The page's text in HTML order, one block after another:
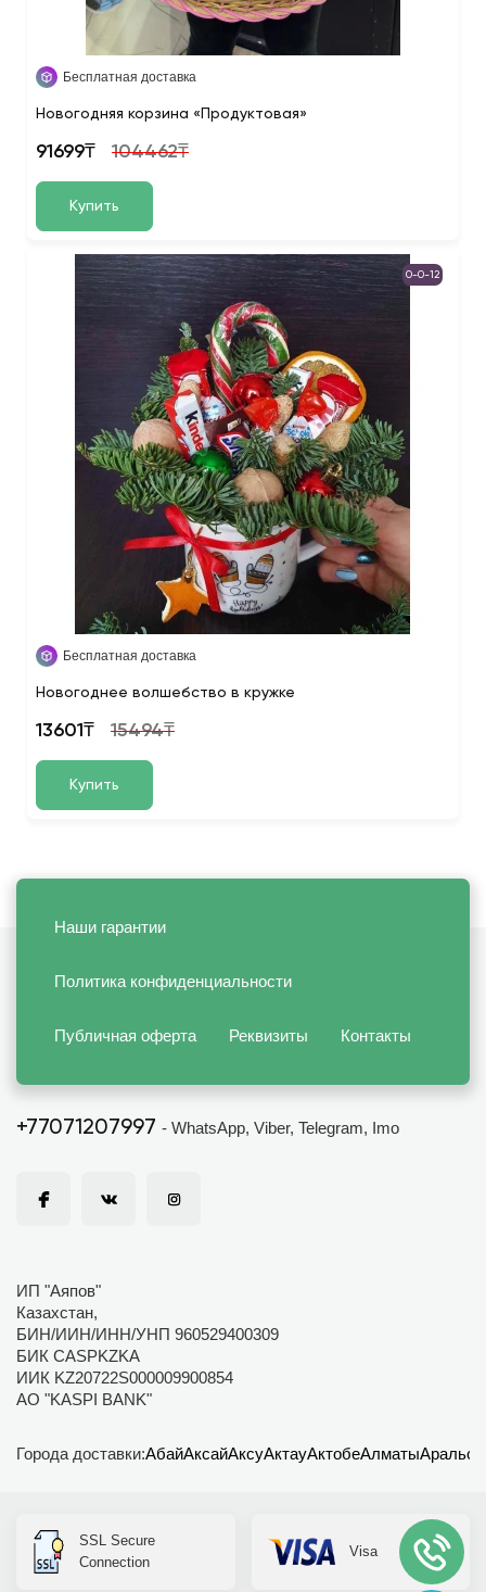
Бесплатная доставка
Новогодняя корзина «Продуктовая»
91699₸ 104462₸
Купить
0-0-12
Бесплатная доставка
Новогоднее волшебство в кружке
13601₸ 15494₸
Купить
Наши гарантии
Политика конфиденциальности
Публичная оферта Реквизиты Контакты
+77071207997 - WhatsApp, Viber, Telegram, Imo
ИП "Аяпов"
Казахстан,
БИН/ИИН/ИНН/УНП 960529400309
БИК CASPKZKA
ИИК KZ20722S000009900854
АО "KASPI BANK"
Города доставки:АбайАксайАксуАктауАктобеАлматыАральск
SSL Secure
Connection
Visa